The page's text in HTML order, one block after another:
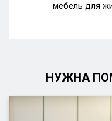
мебель для
НУЖНА